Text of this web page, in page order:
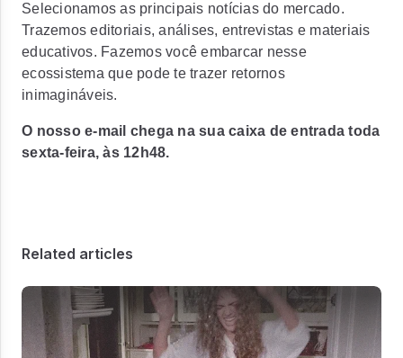
Selecionamos as principais notícias do mercado.
Trazemos editoriais, análises, entrevistas e materiais
educativos. Fazemos você embarcar nesse
ecossistema que pode te trazer retornos
inimagináveis.
O nosso e-mail chega na sua caixa de entrada toda
sexta-feira, às 12h48.
Related articles